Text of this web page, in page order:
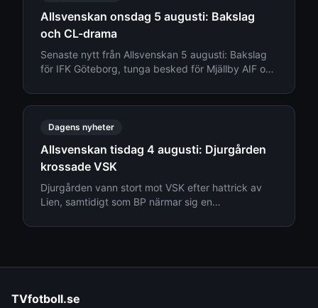
Allsvenskan onsdag 5 augusti: Bakslag
och CL-drama
Senaste nytt från Allsvenskan 5 augusti: Bakslag
för IFK Göteborg, tunga besked för Mjällby AIF och
Dagens nyheter
Allsvenskan tisdag 4 augusti: Djurgården
krossade VSK
Djurgården vann stort mot VSK efter hattrick av
Lien, samtidigt som BP närmar sig en
Allsvenskan den 4 augusti.
TVfotboll.se